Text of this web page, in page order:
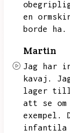
en
borde ha.
Martin
Jag har
kavaj.
lager
att se
exempel.
infantila